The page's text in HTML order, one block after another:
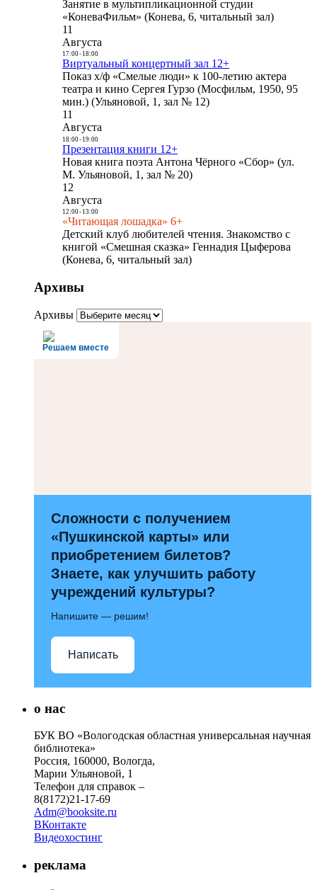
Занятие в мультипликационной студии
«КоневаФильм» (Конева, 6, читальный зал)
11
Августа
17:00- 18:00
Виртуальный концертный зал 12+
Показ х/ф «Смелые люди» к 100-летию актера
театра и кино Сергея Гурзо (Мосфильм, 1950, 95
мин.) (Ульяновой, 1, зал № 12)
11
Августа
18:00- 19:00
Презентация книги 12+
Новая книга поэта Антона Чёрного «Сбор» (ул.
М. Ульяновой, 1, зал № 20)
12
Августа
12:00- 13:00
«Читающая лошадка» 6+
Детский клуб любителей чтения. Знакомство с
книгой «Смешная сказка» Геннадия Цыферова
(Конева, 6, читальный зал)
Архивы
Архивы
Решаем вместе
Сложности с получением
«Пушкинской карты» или
приобретением билетов?
Знаете, как улучшить работу
учреждений культуры?
Напишите — решим!
Написать
о нас
БУК ВО «Вологодская областная универсальная научная
библиотека»
Россия, 160000, Вологда,
Марии Ульяновой, 1
Телефон для справок –
8(8172)21-17-69
Adm@booksite.ru
ВКонтакте
Видеохостинг
реклама